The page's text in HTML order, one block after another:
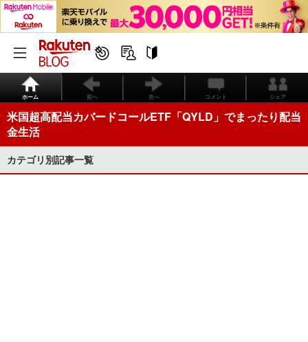
ホーム 前へ 次へ コメント シェア
米国超高配当カバードコールETF「QYLD」でまったり配当
金生活
カテゴリ別記事一覧